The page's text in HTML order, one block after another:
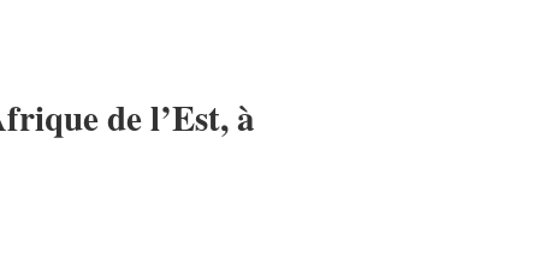
de l’Est, à